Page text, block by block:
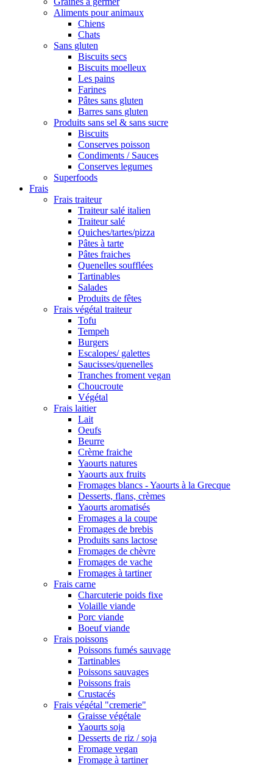
Aliments pour animaux
Chiens
Chats
Sans gluten
Biscuits secs
Biscuits moelleux
Les pains
Farines
Pâtes sans gluten
Barres sans gluten
Produits sans sel & sans sucre
Biscuits
Conserves poisson
Condiments / Sauces
Conserves legumes
Superfoods
Frais
Frais traiteur
Traiteur salé italien
Traiteur salé
Quiches/tartes/pizza
Pâtes à tarte
Pâtes fraiches
Quenelles soufflées
Tartinables
Salades
Produits de fêtes
Frais végétal traiteur
Tofu
Tempeh
Burgers
Escalopes/ galettes
Saucisses/quenelles
Tranches froment vegan
Choucroute
Végétal
Frais laitier
Lait
Oeufs
Beurre
Crème fraiche
Yaourts natures
Yaourts aux fruits
Fromages blancs - Yaourts à la Grecque
Desserts, flans, crèmes
Yaourts aromatisés
Fromages a la coupe
Fromages de brebis
Produits sans lactose
Fromages de chèvre
Fromages de vache
Fromages à tartiner
Frais carne
Charcuterie poids fixe
Volaille viande
Porc viande
Boeuf viande
Frais poissons
Poissons fumés sauvage
Tartinables
Poissons sauvages
Poissons frais
Crustacés
Frais végétal "cremerie"
Graisse végétale
Yaourts soja
Desserts de riz / soja
Fromage vegan
Fromage à tartiner